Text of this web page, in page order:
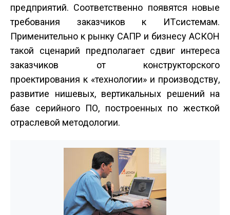
предприятий. Соответственно появятся новые
требования заказчиков к ИТ­системам.
Применительно к рынку САПР и бизнесу АСКОН
такой сценарий предполагает сдвиг интереса
заказчиков от конструкторского
проектирования к «технологии» и производству,
развитие нишевых, вертикальных решений на
базе серийного ПО, построенных по жесткой
отраслевой методологии.